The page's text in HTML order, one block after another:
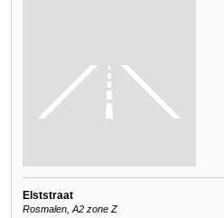
Elststraat
Rosmalen, A2 zone Z